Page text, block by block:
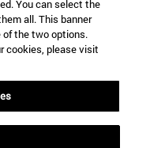
Alemania
You can select the
all. This banner
of the two options.
cookies, please visit